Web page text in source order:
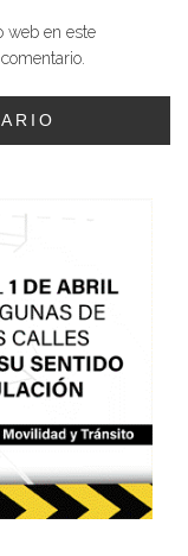
web en este